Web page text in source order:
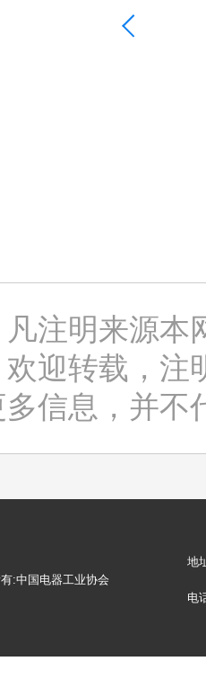
注明来源本
欢迎转载，
信息，并不
:中国电器工业协会
地
电